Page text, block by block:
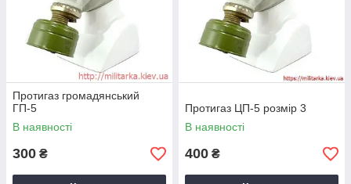
Протигаз громадянський
ГП-5
В наявності
300 ₴
Протигаз ЦП-5 розмір 3
В наявності
400 ₴